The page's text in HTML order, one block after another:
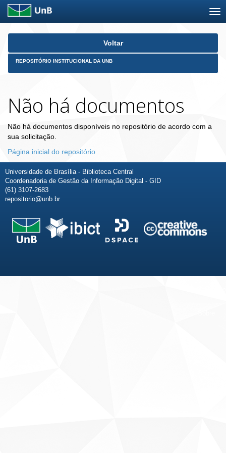
Skip
Voltar
REPOSITÓRIO INSTITUCIONAL DA UNB
Não há documentos
Não há documentos disponíveis no repositório de acordo com a
sua solicitação.
Página inicial do repositório
Universidade de Brasília - Biblioteca Central
Coordenadoria de Gestão da Informação Digital - GID
(61) 3107-2683
repositorio@unb.br